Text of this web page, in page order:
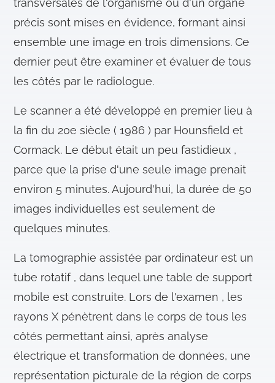
transversales de l'organisme ou d'un organe
précis sont mises en évidence, formant ainsi
ensemble une image en trois dimensions. Ce
dernier peut être examiner et évaluer de tous
les côtés par le radiologue.
Le scanner a été développé en premier lieu à
la fin du 20e siècle ( 1986 ) par Hounsfield et
Cormack. Le début était un peu fastidieux ,
parce que la prise d'une seule image prenait
environ 5 minutes. Aujourd'hui, la durée de 50
images individuelles est seulement de
quelques minutes.
La tomographie assistée par ordinateur est un
tube rotatif , dans lequel une table de support
mobile est construite. Lors de l'examen , les
rayons X pénètrent dans le corps de tous les
côtés permettant ainsi, après analyse
électrique et transformation de données, une
représentation picturale de la région de corps